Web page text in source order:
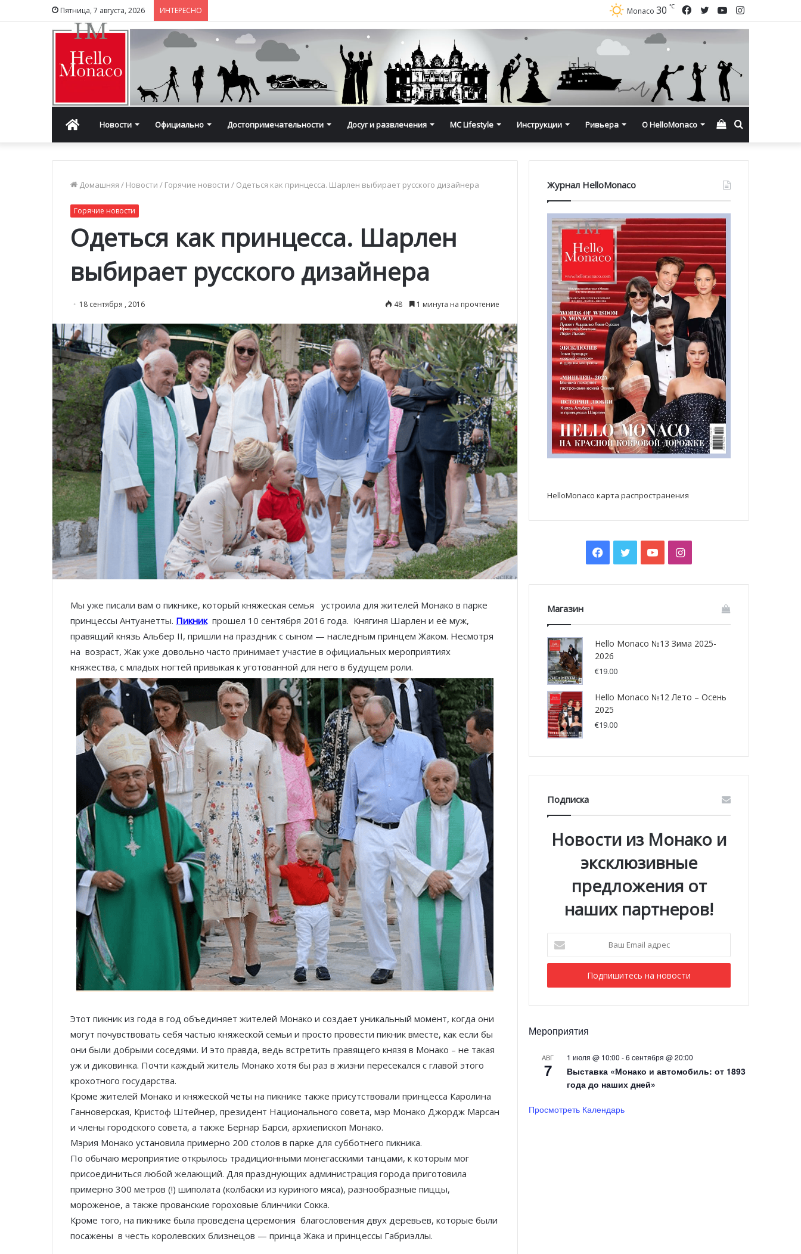
Пятница, 7 августа, 2026 ИНТЕРЕСНО Instagram
YouTube
Twitter
Facebook
Monaco 30 ℃
ГлавнаяНовости Официально Достопримечательности Досуг и развлечения MC Lifestyle Инструкции Ривьера О HelloMonaco Смотреть
корзину
Домашняя / Новости / Горячие новости / Одеться как принцесса. Шарлен выбирает русского дизайнера
Горячие новости
Одеться как принцесса. Шарлен
выбирает русского дизайнера
18 сентября , 2016 48 1 минута на прочтение
Мы уже писали вам о пикнике, который княжеская семья устроила для жителей Монако в парке
принцессы Антуанетты. Пикникпрошел 10 сентября 2016 года. Княгиня Шарлен и её муж,
правящий князь Альбер II, пришли на праздник с сыном — наследным принцем Жаком. Несмотря
на возраст, Жак уже довольно часто принимает участие в официальных мероприятиях
княжества, с младых ногтей привыкая к уготованной для него в будущем роли.
Этот пикник из года в год объединяет жителей Монако и создает уникальный момент, когда они
могут почувствовать себя частью княжеской семьи и просто провести пикник вместе, как если бы
они были добрыми соседями. И это правда, ведь встретить правящего князя в Монако – не такая
уж и диковинка. Почти каждый житель Монако хотя бы раз в жизни пересекался с главой этого
крохотного государства.
Кроме жителей Монако и княжеской четы на пикнике также присутствовали принцесса Каролина
Ганноверская, Кристоф Штейнер, президент Национального совета, мэр Монако Джордж Марсан
и члены городского совета, а также Бернар Барси, архиепископ Монако.
Мэрия Монако установила примерно 200 столов в парке для субботнего пикника.
По обычаю мероприятие открылось традиционными монегасскими танцами, к которым мог
присоединиться любой желающий. Для празднующих администрация города приготовила
примерно 300 метров (!) шиполата (колбаски из куриного мяса), разнообразные пиццы,
мороженое, а также прованские гороховые блинчики Сокка.
Кроме того, на пикнике была проведена церемония благословения двух деревьев, которые были
посажены в честь королевских близнецов — принца Жака и принцессы Габриэллы.
Журнал HelloMonaco
HelloMonaco карта распространения
Facebook
TwitterYouTubeInstagram
Магазин
Hello Monaco №13 Зима 2025-
2026
€19.00
Hello Monaco №12 Лето – Осень
2025
€19.00
Подписка
Новости из Монако и
эксклюзивные
предложения от
наших партнеров!
Email
адрес
Мероприятия
АВГ
7
1 июля @ 10:00 -6 сентября @ 20:00
Выставка «Монако и автомобиль: от 1893
года до наших дней»
Просмотреть Календарь